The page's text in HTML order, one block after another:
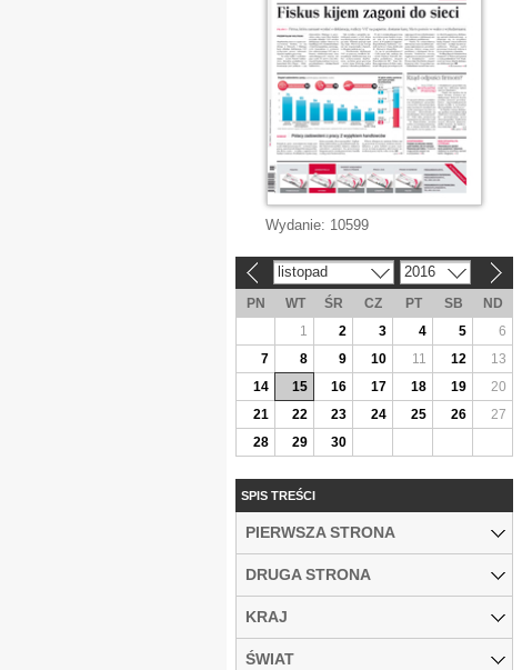
Wydanie: 10599
listopad 2016
PN WT ŚR CZ PT SB
ND
1
2 3 4 5
6
7
8 9 10 11 12
13
14
15 16 17 18 19
20
21
22 23 24 25 26
27
28
29 30
SPIS TREŚCI
PIERWSZA STRONA
DRUGA STRONA
KRAJ
ŚWIAT